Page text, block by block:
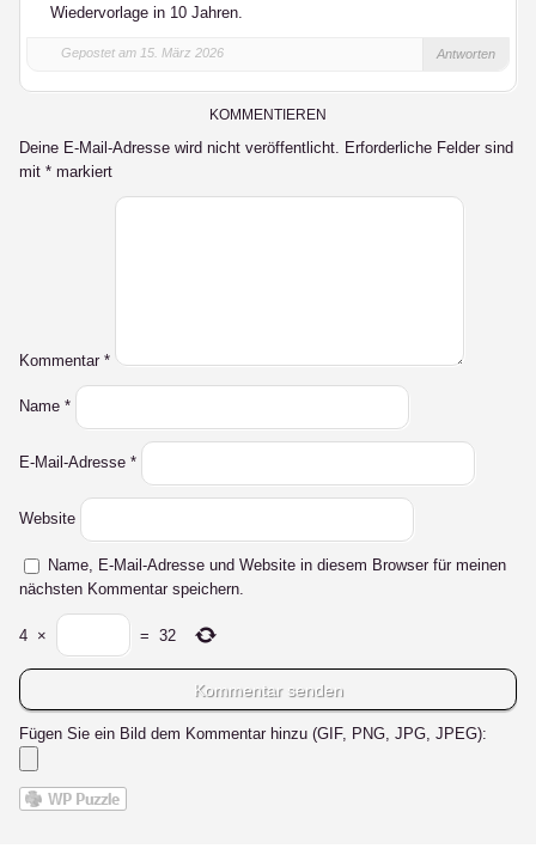
Wiedervorlage in 10 Jahren.
Gepostet am 15. März 2026 Antworten
KOMMENTIEREN
Deine E-Mail-Adresse wird nicht veröffentlicht. Erforderliche Felder sind
mit * markiert
Kommentar *
Name *
E-Mail-Adresse *
Website
Name, E-Mail-Adresse und Website in diesem Browser für meinen
nächsten Kommentar speichern.
4 × = 32
Fügen Sie ein Bild dem Kommentar hinzu (GIF, PNG, JPG, JPEG):